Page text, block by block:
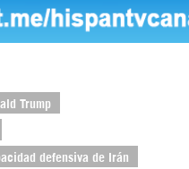
Trump
defensiva de Irán